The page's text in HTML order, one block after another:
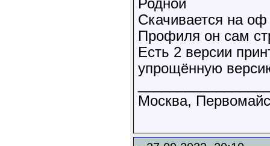
Родной
Скачивается на
Профиля он сам
Есть 2 версии
упрощённую
Москва,